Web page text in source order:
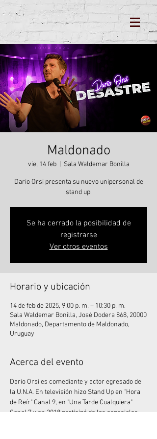
Maldonado
vie, 14 feb
  |
Sala Waldemar Bonilla
Dario Orsi presenta su nuevo unipersonal de
stand up.
Se ha cerrado la posibilidad de
registrarse
Ver otros eventos
Horario y ubicación
14 de feb de 2025, 9:00 p. m. – 10:30 p. m.
Sala Waldemar Bonilla, José Dodera 868, 20000
Maldonado, Departamento de Maldonado,
Uruguay
Acerca del evento
Dario Orsi es comediante y actor egresado de
la U.N.A. En televisión hizo Stand Up en "Hora
de Reír" Canal 9, en "Una Tarde Cualquiera"
Canal 7 y en 2018 participó de los especiales